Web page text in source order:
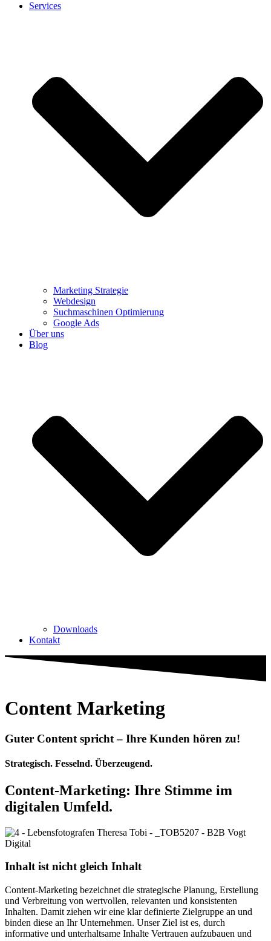
Services
Marketing Strategie
Webdesign
Suchmaschinen Optimierung
Google Ads
Über uns
Blog
Downloads
Kontakt
Content Marketing
Guter Content spricht – Ihre Kunden hören zu!
Strategisch. Fesselnd. Überzeugend.
Content-Marketing: Ihre Stimme im
digitalen Umfeld.
Inhalt ist nicht gleich Inhalt
Content-Marketing bezeichnet die strategische Planung, Erstellung
und Verbreitung von wertvollen, relevanten und konsistenten
Inhalten. Damit ziehen wir eine klar definierte Zielgruppe an und
binden diese an Ihr Unternehmen. Unser Ziel ist es, durch
informative und unterhaltsame Inhalte Vertrauen aufzubauen und